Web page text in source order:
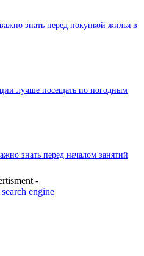
знать перед покупкой жилья в
лучше посещать по погодным
знать перед началом занятий
-